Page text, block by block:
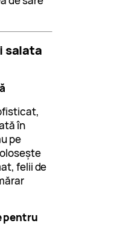
salata
în
pe
felii de
pentru